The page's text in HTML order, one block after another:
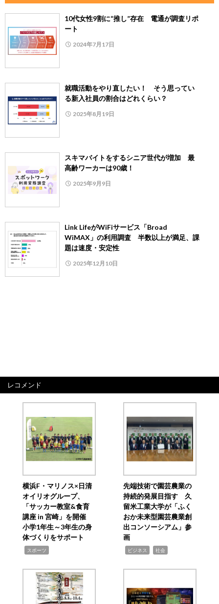
10代女性9割に“推し”存在 電通が調査リポ
ート
2024年7月17日
就職活動をやり直したい！ そう思ってい
る新入社員の割合はどれくらい？
2025年8月19日
スキマバイトをするシニア世代が増加 最
高齢ワーカーは90歳！
2025年9月9日
Link LifeがWiFiサービス「Broad
WiMAX」の利用調査 半数以上が満足、課
題は速度・安定性
2025年12月10日
レコメンド
横浜F・マリノス×日清
オイリオグループ、
「サッカー教室&食育
講座 in 宮崎」を開催
小学1年生～3年生の身
体づくりをサポート
スポーツ
先端技術で園芸農業の
持続的発展目指す 久
留米工業大学が「ふく
おか未来型園芸農業創
出コンソーシアム」参
画
ビジネス 社会